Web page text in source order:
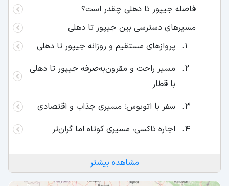
فاصله جیپور تا دهلی چقدر است؟
مسیرهای دسترسی بین جیپور تا دهلی
پروازهای مستقیم و روزانه جیپور تا دهلی
مسیر راحت و مقرون‌به‌صرفه جیپور تا دهلی
با قطار
سفر با اتوبوس؛ مسیری جذاب و اقتصادی
اجاره تاکسی، مسیری کوتاه اما گران‌تر
مشاهده بیشتر